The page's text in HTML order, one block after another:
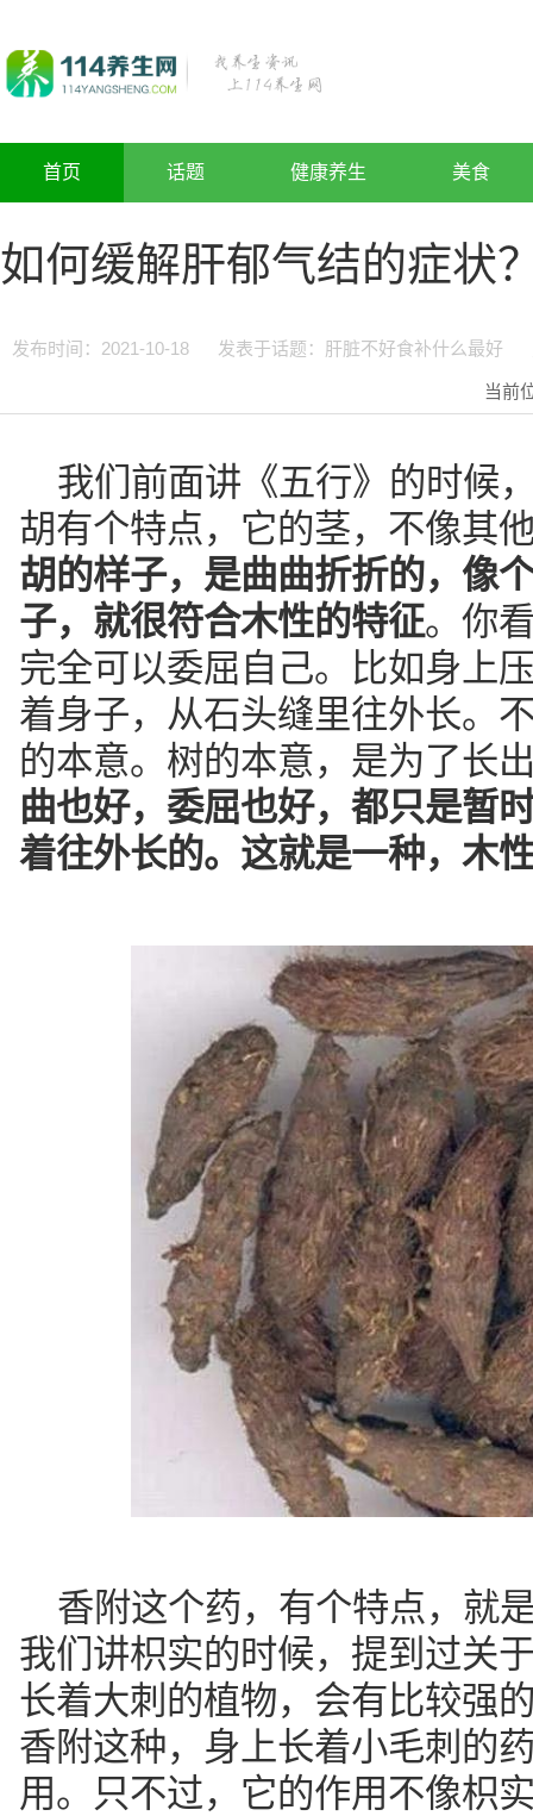
首页 话题 健康养生 美食
如何缓解肝郁气结的症状
发布时间：2021-10-18 发表于话题： 肝脏不好食补什么最好
当前
我们前面讲《五行》的时候
胡有个特点，它的茎，不像其
胡的样子，是曲曲折折的，像
子，就很符合木性的特征。你
完全可以委屈自己。比如身上
着身子，从石头缝里往外长。
的本意。树的本意，是为了长
曲也好，委屈也好，都只是暂
着往外长的。这就是一种，木
香附这个药，有个特点，就
我们讲枳实的时候，提到过关
长着大刺的植物，会有比较强
香附这种，身上长着小毛刺的
用。只不过，它的作用不像枳